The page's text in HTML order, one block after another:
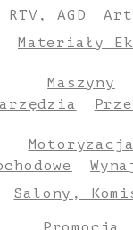
AGD
Materiały
Maszyny
Motoryzacja
Salony,